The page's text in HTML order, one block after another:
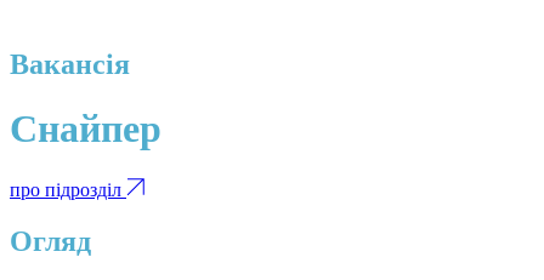
Вакансія
Снайпер
про підрозділ
Огляд